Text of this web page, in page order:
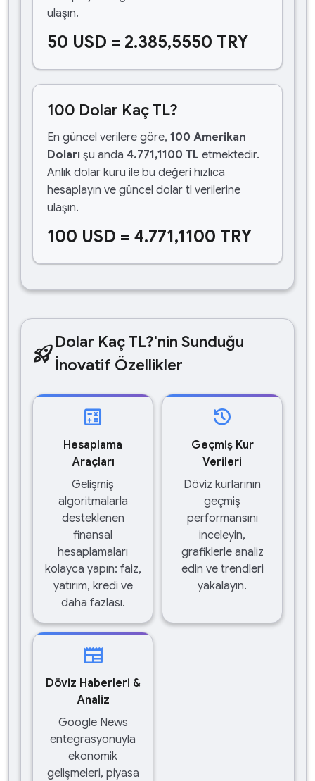
ulaşın.
50 USD = 2.385,5550 TRY
100 Dolar Kaç TL?
En güncel verilere göre, 100 Amerikan
Doları şu anda 4.771,1100 TL etmektedir.
Anlık dolar kuru ile bu değeri hızlıca
hesaplayın ve güncel dolar tl verilerine
ulaşın.
100 USD = 4.771,1100 TRY
rocket_launchDolar Kaç TL?'nin Sunduğu
İnovatif Özellikler
calculate
Hesaplama
Araçları
Gelişmiş
algoritmalarla
desteklenen
finansal
hesaplamaları
kolayca yapın: faiz,
yatırım, kredi ve
daha fazlası.
history
Geçmiş Kur
Verileri
Döviz kurlarının
geçmiş
performansını
inceleyin,
grafiklerle analiz
edin ve trendleri
yakalayın.
newspaper
Döviz Haberleri &
Analiz
Google News
entegrasyonuyla
ekonomik
gelişmeleri, piyasa